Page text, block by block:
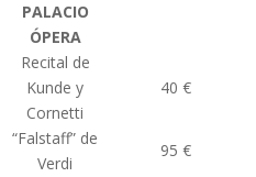
PALACIO
ÓPERA
Recital de
Kunde y
Cornetti
40 €
“Falstaff” de
Verdi
95 €